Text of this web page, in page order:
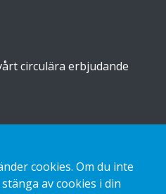
circulära erbjudande
cookies. Om du inte
av cookies i din